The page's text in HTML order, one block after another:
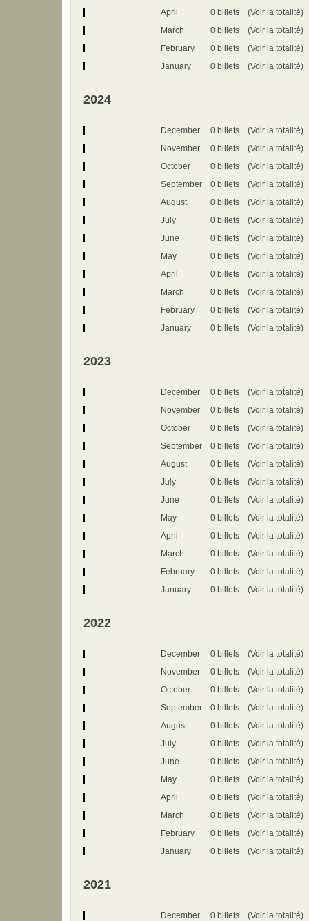
April
0 billets
(Voir la totalité)
March
0 billets
(Voir la totalité)
February
0 billets
(Voir la totalité)
January
0 billets (Voir la totalité)
2024
December 0 billets
(Voir la totalité)
November
0 billets
(Voir la totalité)
October
0 billets
(Voir la totalité)
September
0 billets
(Voir la totalité)
August
0 billets
(Voir la totalité)
July
0 billets
(Voir la totalité)
June
0 billets
(Voir la totalité)
May
0 billets
(Voir la totalité)
April
0 billets
(Voir la totalité)
March
0 billets
(Voir la totalité)
February
0 billets
(Voir la totalité)
January
0 billets (Voir la totalité)
2023
December 0 billets
(Voir la totalité)
November
0 billets
(Voir la totalité)
October
0 billets
(Voir la totalité)
September
0 billets
(Voir la totalité)
August
0 billets
(Voir la totalité)
July
0 billets
(Voir la totalité)
June
0 billets
(Voir la totalité)
May
0 billets
(Voir la totalité)
April
0 billets
(Voir la totalité)
March
0 billets
(Voir la totalité)
February
0 billets
(Voir la totalité)
January
0 billets (Voir la totalité)
2022
December 0 billets
(Voir la totalité)
November
0 billets
(Voir la totalité)
October
0 billets
(Voir la totalité)
September
0 billets
(Voir la totalité)
August
0 billets
(Voir la totalité)
July
0 billets
(Voir la totalité)
June
0 billets
(Voir la totalité)
May
0 billets
(Voir la totalité)
April
0 billets
(Voir la totalité)
March
0 billets
(Voir la totalité)
February
0 billets
(Voir la totalité)
January
0 billets (Voir la totalité)
2021
December 0 billets
(Voir la totalité)